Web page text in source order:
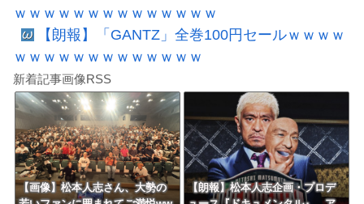
ｗｗｗｗｗｗｗｗｗｗｗｗｗｗ
【朗報】「GANTZ」全巻100円セールｗｗｗｗ
ｗｗｗｗｗｗｗｗｗｗｗｗｗ
新着記事画像RSS
【画像】松本人志さん、大勢の
【朗報】松本人志企画・プロデ